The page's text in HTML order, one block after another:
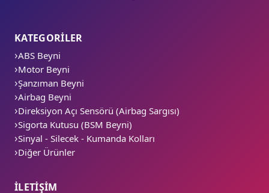
KATEGORİLER
ABS Beyni
Motor Beyni
Şanzıman Beyni
Airbag Beyni
Direksiyon Açı Sensörü (Airbag Sargısı)
Sigorta Kutusu (BSM Beyni)
Sinyal - Silecek - Kumanda Kolları
Diğer Ürünler
İLETİŞİM